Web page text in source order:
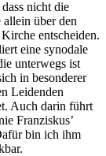
nicht die
über den
entscheiden.
eine synodale
unterwegs ist
in besonderer
Leidenden
Auch darin führt
Franziskus’
bin ich ihm